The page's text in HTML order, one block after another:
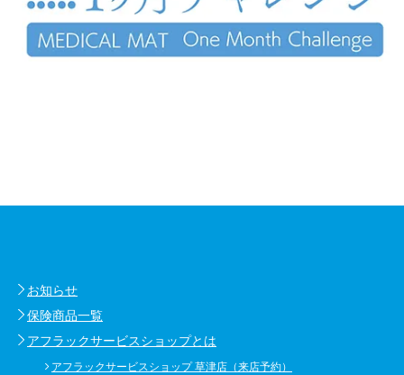
お知らせ
保険商品一覧
アフラックサービスショップとは
アフラックサービスショップ 草津店（来店予約）